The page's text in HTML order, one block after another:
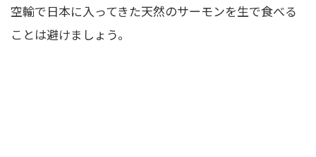
空輸で日本に入ってきた天然のサーモンを生で食べる
ことは避けましょう。